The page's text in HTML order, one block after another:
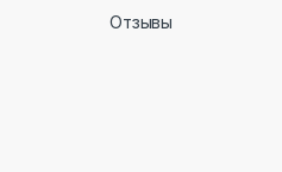
Отзывы